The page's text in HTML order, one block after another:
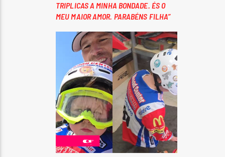
TRIPLICAS A MINHA BONDADE. ÉS O
MEU MAIOR AMOR. PARABÉNS FILHA”